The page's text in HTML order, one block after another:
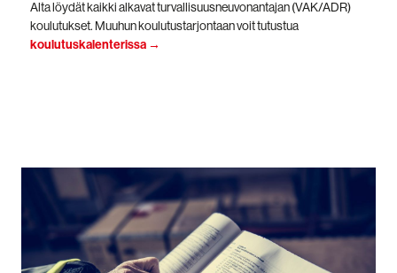
Alta löydät kaikki alkavat turvallisuusneuvonantajan (VAK/ADR)
koulutukset. Muuhun koulutustarjontaan voit tutustua
koulutuskalenterissa →